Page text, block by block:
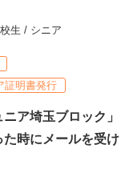
生 / シニア
証明書発行
ア埼玉ブロック」
時にメールを受け